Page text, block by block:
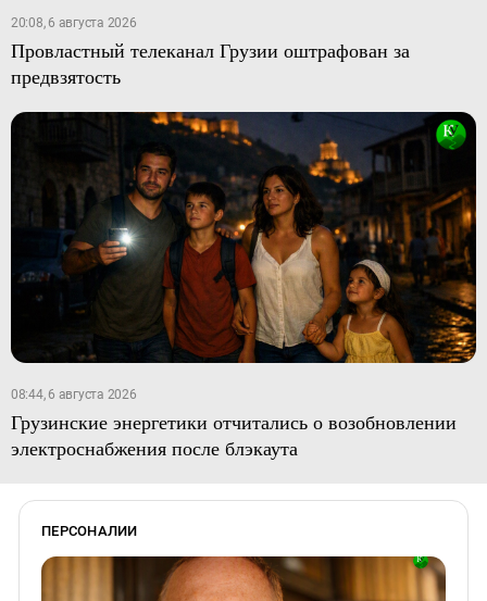
20:08, 6 августа 2026
Провластный телеканал Грузии оштрафован за
предвзятость
08:44, 6 августа 2026
Грузинские энергетики отчитались о возобновлении
электроснабжения после блэкаута
ПЕРСОНАЛИИ